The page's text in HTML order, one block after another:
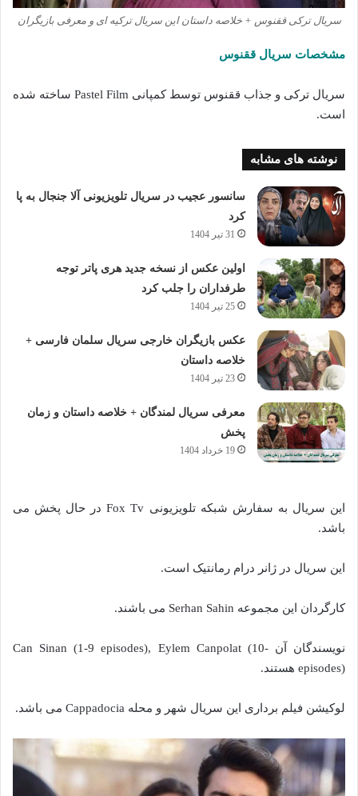
سریال ترکی ققنوس + خلاصه داستان این سریال ترکیه ای و معرفی بازیگران
مشخصات سریال ققنوس
سریال ترکی و جذاب ققنوس توسط کمپانی Pastel Film ساخته شده
است.
نوشته های مشابه
سانسور عجیب در سریال تلویزیونی آلا جنجال به پا
کرد
31 تیر 1404
اولین عکس از نسخه جدید هری پاتر توجه
طرفداران را جلب کرد
25 تیر 1404
عکس بازیگران خارجی سریال سلمان فارسی +
خلاصه داستان
23 تیر 1404
معرفی سریال لمندگان + خلاصه داستان و زمان
پخش
19 خرداد 1404
این سریال به سفارش شبکه تلویزیونی Fox Tv در حال پخش می
باشد.
این سریال در ژانر درام رمانتیک است.
کارگردان این مجموعه Serhan Sahin می باشند.
نویسندگان آن Can Sinan (1-9 episodes), Eylem Canpolat (10-
episodes) هستند.
لوکیشن فیلم برداری این سریال شهر و محله Cappadocia می باشد.